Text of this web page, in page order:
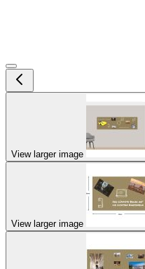
View larger image
View larger image